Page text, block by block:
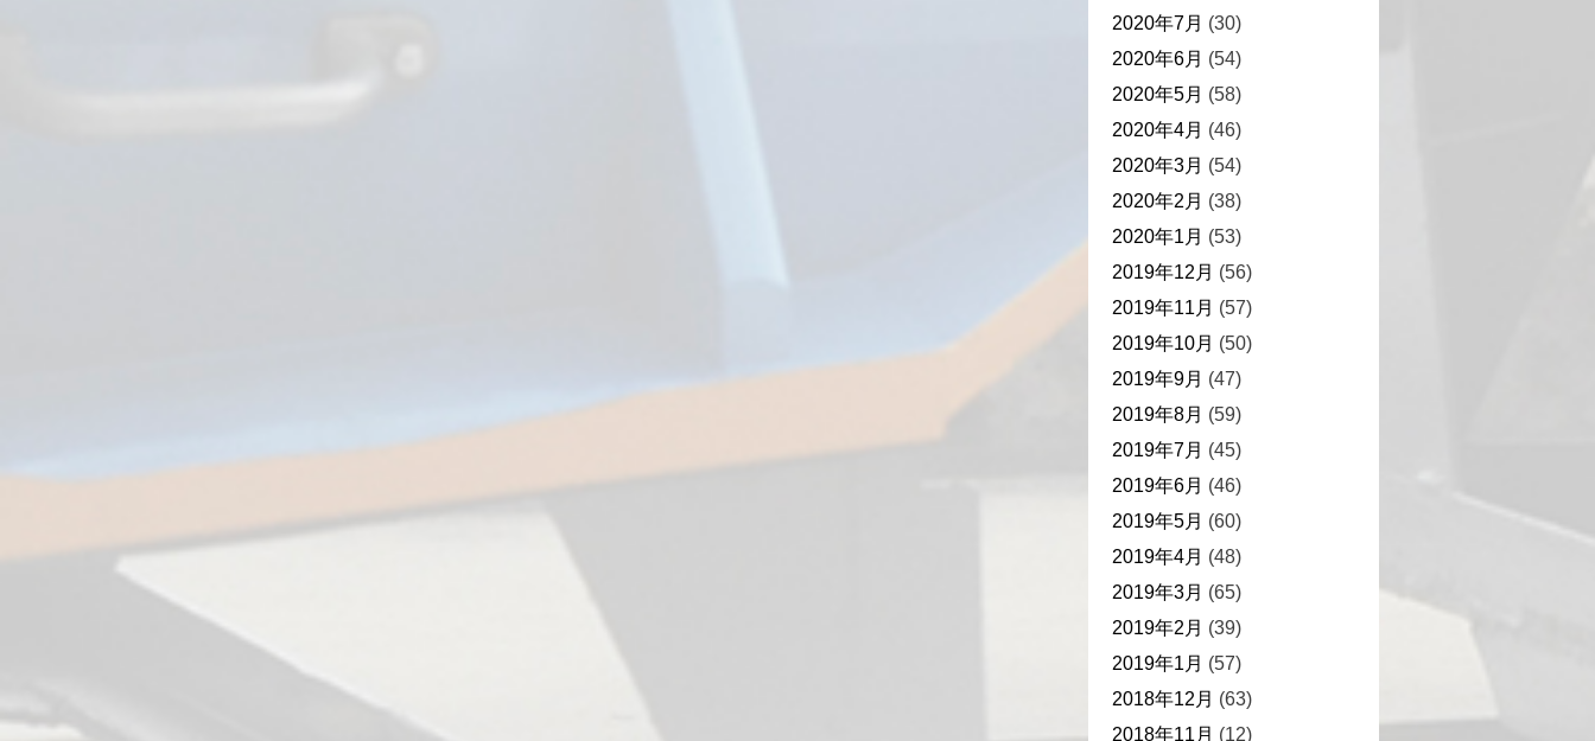
2020年7月 (30)
2020年6月 (54)
2020年5月 (58)
2020年4月 (46)
2020年3月 (54)
2020年2月 (38)
2020年1月 (53)
2019年12月 (56)
2019年11月 (57)
2019年10月 (50)
2019年9月 (47)
2019年8月 (59)
2019年7月 (45)
2019年6月 (46)
2019年5月 (60)
2019年4月 (48)
2019年3月 (65)
2019年2月 (39)
2019年1月 (57)
2018年12月 (63)
2018年11月 (12)